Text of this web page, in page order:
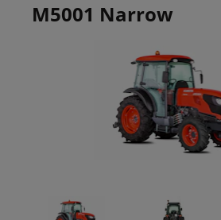
M5001 Narrow